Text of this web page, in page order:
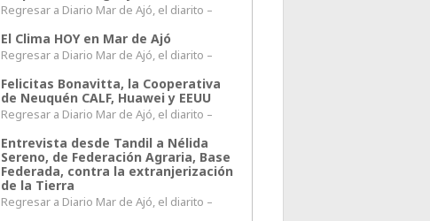
Regresar a Diario Mar de Ajó, el diarito –
El Clima HOY en Mar de Ajó
Regresar a Diario Mar de Ajó, el diarito –
Felicitas Bonavitta, la Cooperativa
de Neuquén CALF, Huawei y EEUU
Regresar a Diario Mar de Ajó, el diarito –
Entrevista desde Tandil a Nélida
Sereno, de Federación Agraria, Base
Federada, contra la extranjerización
de la Tierra
Regresar a Diario Mar de Ajó, el diarito –